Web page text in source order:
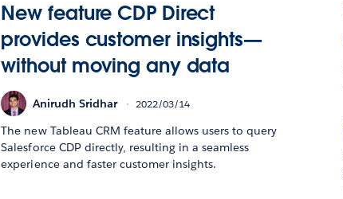
New feature CDP Direct
provides customer insights—
without moving any data
Anirudh Sridhar 2022/03/14
The new Tableau CRM feature allows users to query
Salesforce CDP directly, resulting in a seamless
experience and faster customer insights.